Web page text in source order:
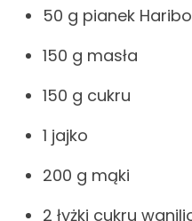
50 g pianek
150 g masła
150 g cukru
1 jajko
200 g mąki
2 łyżki cukru